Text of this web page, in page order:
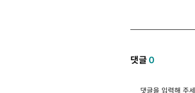
댓글 0
댓글을 입력해 주